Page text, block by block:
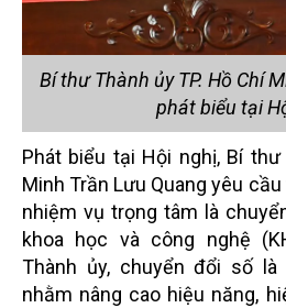
Bí thư Thành ủy TP. Hồ Chí
phát biểu tại
Phát biểu tại Hội nghị, Bí thư
Minh Trần Lưu Quang yêu
nhiệm vụ trọng tâm là
khoa học và công nghệ
Thành ủy, chuyển đổi số
nhằm nâng cao hiệu năng,